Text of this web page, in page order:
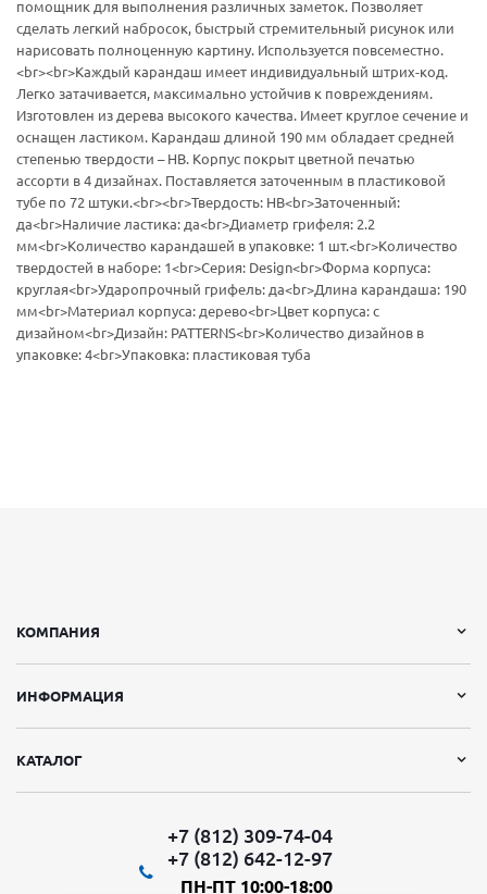
помощник для выполнения различных заметок. Позволяет
сделать легкий набросок, быстрый стремительный рисунок или
нарисовать полноценную картину. Используется повсеместно.
<br><br>Каждый карандаш имеет индивидуальный штрих-код.
Легко затачивается, максимально устойчив к повреждениям.
Изготовлен из дерева высокого качества. Имеет круглое сечение и
оснащен ластиком. Карандаш длиной 190 мм обладает средней
степенью твердости – HB. Корпус покрыт цветной печатью
ассорти в 4 дизайнах. Поставляется заточенным в пластиковой
тубе по 72 штуки.<br><br>Твердость: HB<br>Заточенный:
да<br>Наличие ластика: да<br>Диаметр грифеля: 2.2
мм<br>Количество карандашей в упаковке: 1 шт.<br>Количество
твердостей в наборе: 1<br>Серия: Design<br>Форма корпуса:
круглая<br>Ударопрочный грифель: да<br>Длина карандаша: 190
мм<br>Материал корпуса: дерево<br>Цвет корпуса: с
дизайном<br>Дизайн: PATTERNS<br>Количество дизайнов в
упаковке: 4<br>Упаковка: пластиковая туба
КОМПАНИЯ
ИНФОРМАЦИЯ
КАТАЛОГ
+7 (812) 309-74-04
+7 (812) 642-12-97
ПН-ПТ 10:00-18:00